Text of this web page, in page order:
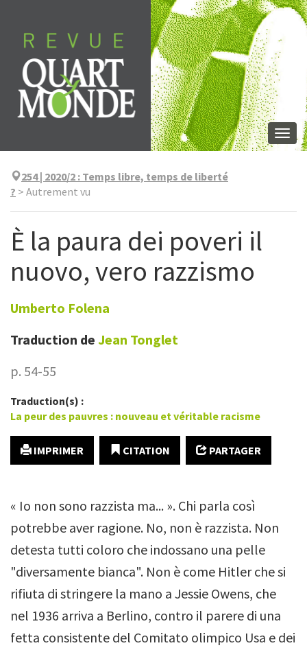
contenu
254 | 2020/2 : Temps libre, temps de liberté
? > Autrement vu
È la paura dei poveri il
nuovo, vero razzismo
Umberto Folena
Traduction de Jean Tonglet
p. 54-55
Traduction(s) :
La peur des pauvres : nouveau et véritable racisme
IMPRIMER CITATION PARTAGER
« Io non sono razzista ma... ». Chi parla così
potrebbe aver ragione. No, non è razzista. Non
detesta tutti coloro che indossano una pelle
"diversamente bianca". Non è come Hitler che si
rifiuta di stringere la mano a Jessie Owens, che
nel 1936 arriva a Berlino, contro il parere di una
fetta consistente del Comitato olimpico Usa e dei